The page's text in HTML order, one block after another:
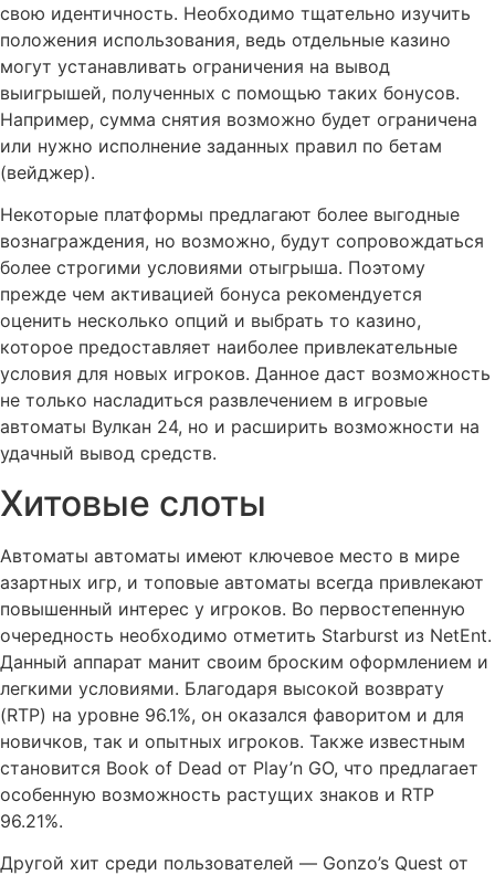
свою идентичность. Необходимо тщательно изучить
положения использования, ведь отдельные казино
могут устанавливать ограничения на вывод
выигрышей, полученных с помощью таких бонусов.
Например, сумма снятия возможно будет ограничена
или нужно исполнение заданных правил по бетам
(вейджер).
Некоторые платформы предлагают более выгодные
вознаграждения, но возможно, будут сопровождаться
более строгими условиями отыгрыша. Поэтому
прежде чем активацией бонуса рекомендуется
оценить несколько опций и выбрать то казино,
которое предоставляет наиболее привлекательные
условия для новых игроков. Данное даст возможность
не только насладиться развлечением в игровые
автоматы Вулкан 24, но и расширить возможности на
удачный вывод средств.
Хитовые слоты
Автоматы автоматы имеют ключевое место в мире
азартных игр, и топовые автоматы всегда привлекают
повышенный интерес у игроков. Во первостепенную
очередность необходимо отметить Starburst из NetEnt.
Данный аппарат манит своим броским оформлением и
легкими условиями. Благодаря высокой возврату
(RTP) на уровне 96.1%, он оказался фаворитом и для
новичков, так и опытных игроков. Также известным
становится Book of Dead от Play’n GO, что предлагает
особенную возможность растущих знаков и RTP
96.21%.
Другой хит среди пользователей — Gonzo’s Quest от